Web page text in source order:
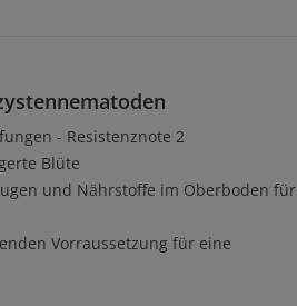
- Resistenznote 2
Blüte
und Nährstoffe im Oberboden für
Vorraussetzung für eine